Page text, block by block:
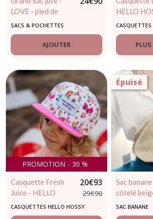
LOVE - pied de
poule
SACS & POCHETTES
AJOUTER
HELLO
Casquette
tendance
enfant
PROMOTION - 30 %
Casquette Fresh
Juice - HELLO
HOSSY - casquette
enfant tendance
20€93
29€90
CASQUETTES HELLO HOSSY
Épuisé
Sac
côtelé
SAC BANANE